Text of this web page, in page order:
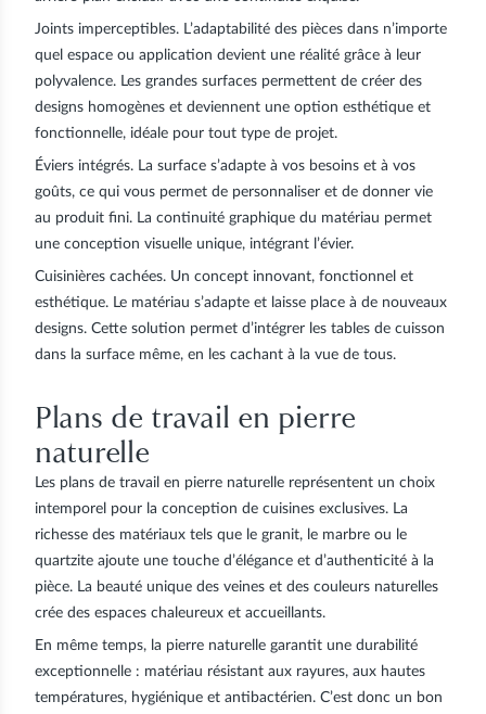
Joints imperceptibles. L’adaptabilité des pièces dans n’importe
quel espace ou application devient une réalité grâce à leur
polyvalence. Les grandes surfaces permettent de créer des
designs homogènes et deviennent une option esthétique et
fonctionnelle, idéale pour tout type de projet.
Éviers intégrés. La surface s’adapte à vos besoins et à vos
goûts, ce qui vous permet de personnaliser et de donner vie
au produit fini. La continuité graphique du matériau permet
une conception visuelle unique, intégrant l’évier.
Cuisinières cachées. Un concept innovant, fonctionnel et
esthétique. Le matériau s’adapte et laisse place à de nouveaux
designs. Cette solution permet d’intégrer les tables de cuisson
dans la surface même, en les cachant à la vue de tous.
Plans de travail en pierre
naturelle
Les plans de travail en pierre naturelle représentent un choix
intemporel pour la conception de cuisines exclusives. La
richesse des matériaux tels que le granit, le marbre ou le
quartzite ajoute une touche d’élégance et d’authenticité à la
pièce. La beauté unique des veines et des couleurs naturelles
crée des espaces chaleureux et accueillants.
En même temps, la pierre naturelle garantit une durabilité
exceptionnelle : matériau résistant aux rayures, aux hautes
températures, hygiénique et antibactérien. C’est donc un bon